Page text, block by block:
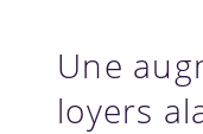
Une
loyers